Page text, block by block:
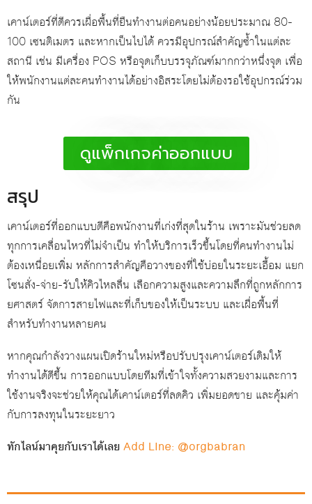
เคาน์เตอร์ที่ดีควรเผื่อพื้นที่ยืนทำงานต่อคนอย่างน้อยประมาณ 80-
100 เซนติเมตร และหากเป็นไปได้ ควรมีอุปกรณ์สำคัญซ้ำในแต่ละ
สถานี เช่น มีเครื่อง POS หรือจุดเก็บบรรจุภัณฑ์มากกว่าหนึ่งจุด เพื่อ
ให้พนักงานแต่ละคนทำงานได้อย่างอิสระโดยไม่ต้องรอใช้อุปกรณ์ร่วม
กัน
ดูแพ็กเกจค่าออกแบบ
สรุป
เคาน์เตอร์ที่ออกแบบดีคือพนักงานที่เก่งที่สุดในร้าน เพราะมันช่วยลด
ทุกการเคลื่อนไหวที่ไม่จำเป็น ทำให้บริการเร็วขึ้นโดยที่คนทำงานไม่
ต้องเหนื่อยเพิ่ม หลักการสำคัญคือวางของที่ใช้บ่อยในระยะเอื้อม แยก
โซนสั่ง-จ่าย-รับให้คิวไหลลื่น เลือกความสูงและความลึกที่ถูกหลักการ
ยศาสตร์ จัดการสายไฟและที่เก็บของให้เป็นระบบ และเผื่อพื้นที่
สำหรับทำงานหลายคน
หากคุณกำลังวางแผนเปิดร้านใหม่หรือปรับปรุงเคาน์เตอร์เดิมให้
ทำงานได้ดีขึ้น การออกแบบโดยทีมที่เข้าใจทั้งความสวยงามและการ
ใช้งานจริงจะช่วยให้คุณได้เคาน์เตอร์ที่ลดคิว เพิ่มยอดขาย และคุ้มค่า
กับการลงทุนในระยะยาว
ทักไลน์มาคุยกับเราได้เลยAdd LIne: @orgbabran